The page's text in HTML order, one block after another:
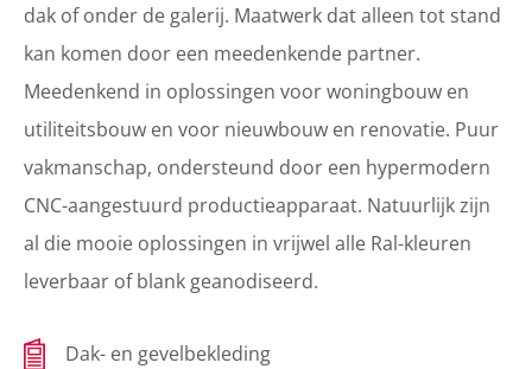
dak of onder de galerij. Maatwerk dat alleen tot stand
kan komen door een meedenkende partner.
Meedenkend in oplossingen voor woningbouw en
utiliteitsbouw en voor nieuwbouw en renovatie. Puur
vakmanschap, ondersteund door een hypermodern
CNC-aangestuurd productieapparaat. Natuurlijk zijn
al die mooie oplossingen in vrijwel alle Ral-kleuren
leverbaar of blank geanodiseerd.
Dak- en gevelbekleding